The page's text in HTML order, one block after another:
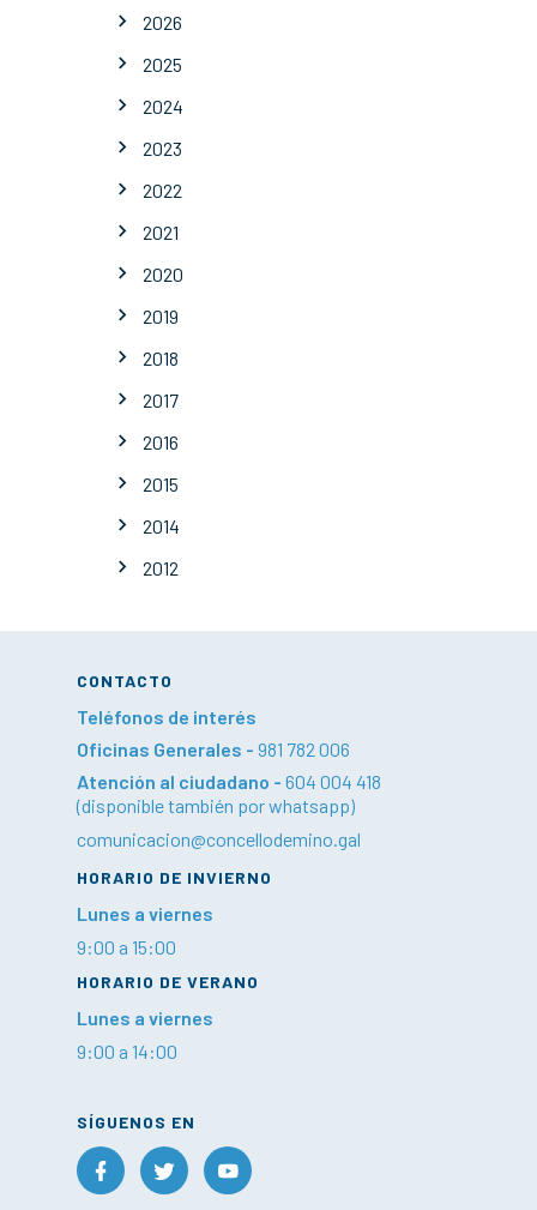
2026
2025
2024
2023
2022
2021
2020
2019
2018
2017
2016
2015
2014
2012
CONTACTO
Teléfonos de interés
Oficinas Generales - 981 782 006
Atención al ciudadano - 604 004 418
(disponible también por whatsapp)
comunicacion@concellodemino.gal
HORARIO DE INVIERNO
Lunes a viernes
9:00 a 15:00
HORARIO DE VERANO
Lunes a viernes
9:00 a 14:00
SÍGUENOS EN